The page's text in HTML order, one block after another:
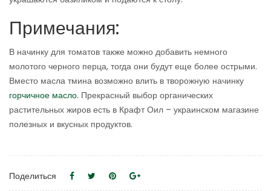
Примечания:
В начинку для томатов также можно добавить немного
молотого черного перца, тогда они будут еще более острыми.
Вместо масла тмина возможно влить в творожную начинку
горчичное масло. Прекрасный выбор органических
растительных жиров есть в Крафт Оил – украинском магазине
полезных и вкусных продуктов.
Поделиться